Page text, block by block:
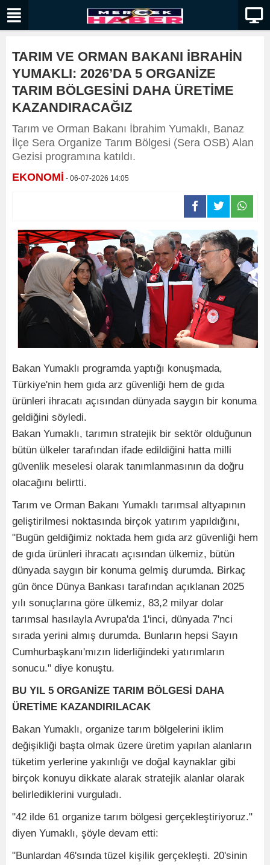
TARIM VE ORMAN BAKANI İBRAHİN
YUMAKLI: 2026’DA 5 ORGANİZE
TARIM BÖLGESİNİ DAHA ÜRETİME
KAZANDIRACAĞIZ
Tarım ve Orman Bakanı İbrahim Yumaklı, Banaz
İlçe Sera Organize Tarım Bölgesi (Sera OSB) Alan
Gezisi programına katıldı.
EKONOMİ - 06-07-2026 14:05
Bakan Yumaklı programda yaptığı konuşmada, ​​
Türkiye'nin hem gıda arz güvenliği hem de gıda
ürünleri ihracatı açısından dünyada saygın bir konuma
geldiğini söyledi.
​Bakan Yumaklı, tarımın stratejik bir sektör olduğunun
bütün ülkeler tarafından ifade edildiğini hatta milli
güvenlik meselesi olarak tanımlanmasının da doğru
olacağını belirtti.
Tarım ve Orman Bakanı Yumaklı tarımsal altyapının
geliştirilmesi noktasında birçok yatırım yapıldığını,
"Bugün geldiğimiz noktada hem gıda arz güvenliği hem
de gıda ürünleri ihracatı açısından ülkemiz, bütün
dünyada saygın bir konuma gelmiş durumda. Birkaç
gün önce Dünya Bankası tarafından açıklanan 2025
yılı sonuçlarına göre ülkemiz, 83,2 milyar dolar
tarımsal hasılayla Avrupa'da 1'inci, dünyada 7'nci
sırada yerini almış durumda. Bunların hepsi Sayın
Cumhurbaşkanı'mızın liderliğindeki yatırımların
sonucu." diye konuştu.
BU YIL 5 ORGANİZE TARIM BÖLGESİ DAHA
ÜRETİME KAZANDIRILACAK
Bakan Yumaklı, organize tarım bölgelerini iklim
değişikliği başta olmak üzere üretim yapılan alanların
tüketim yerlerine yakınlığı ve doğal kaynaklar gibi
birçok konuyu dikkate alarak stratejik alanlar olarak
belirlediklerini vurguladı.
"42 ilde 61 organize tarım bölgesi gerçekleştiriyoruz."
diyen Yumaklı, şöyle devam etti:
"Bunlardan 46'sında tüzel kişilik gerçekleşti. 20'sinin